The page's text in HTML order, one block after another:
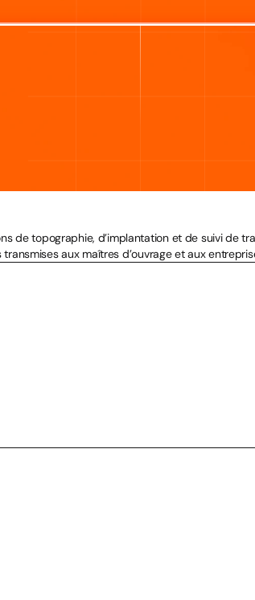
de topographie, d’implantation et de suivi de
aux maîtres d’ouvrage et aux